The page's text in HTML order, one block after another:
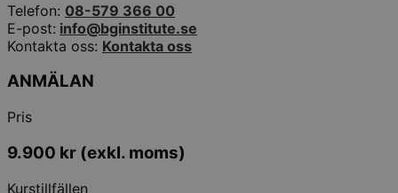
Telefon: 08-579 366 00
E-post: info@bginstitute.se
Kontakta oss: Kontakta oss
ANMÄLAN
Pris
9.900 kr (exkl. moms)
Kurstillfällen